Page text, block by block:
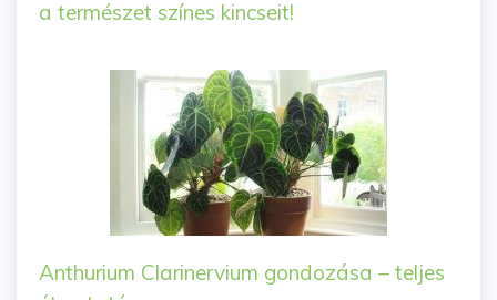
a természet színes kincseit!
Anthurium Clarinervium gondozása – teljes